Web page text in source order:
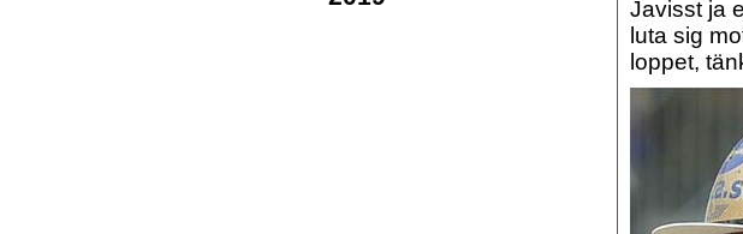
Javisst ja
luta sig
loppet,